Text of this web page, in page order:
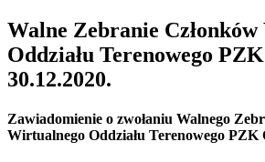
Walne Zebranie
Oddziału Terenowego
30.12.2020.
Zawiadomienie o zwołaniu Walnego
Wirtualnego Oddziału Terenowego PZK